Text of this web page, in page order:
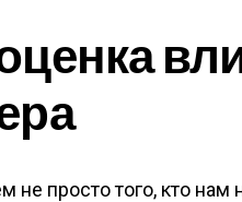
просто того, кто нам